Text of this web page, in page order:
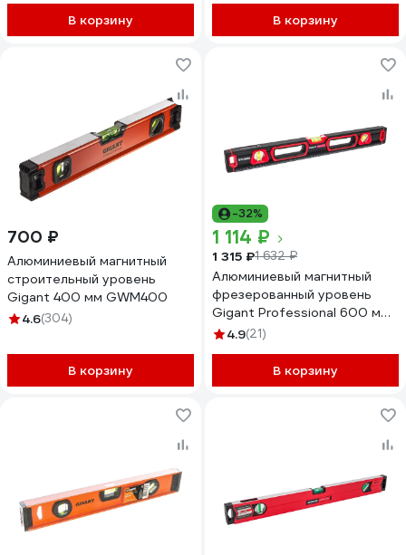
В корзину В корзину
700 ₽
Алюминиевый магнитный
строительный уровень
Gigant 400 мм GWM400
4.6(304)
В корзину
-32%
1 114 ₽
1 315 ₽1 632 ₽
Алюминиевый магнитный
фрезерованный уровень
Gigant Professional 600 мм
3 глазка GPGW-60-3
4.9(21)
В корзину